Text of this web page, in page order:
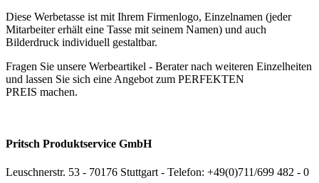
Diese Werbetasse ist mit Ihrem Firmenlogo, Einzelnamen (jeder
Mitarbeiter erhält eine Tasse mit seinem Namen) und auch
Bilderdruck individuell gestaltbar.
Fragen Sie unsere Werbeartikel - Berater nach weiteren Einzelheiten
und lassen Sie sich eine Angebot zum PERFEKTEN
PREIS machen.
Pritsch Produktservice GmbH
Leuschnerstr. 53 - 70176 Stuttgart - Telefon: +49(0)711/699 482 - 0